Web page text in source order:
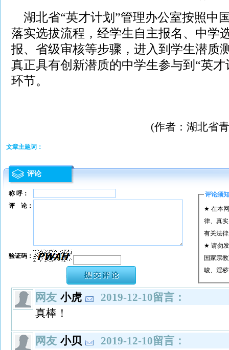
湖北省“英才计划”管理办公室按照中
落实选拔流程，经学生自主报名、中学
报、省级审核等步骤，进入到学生潜质
真正具有创新潜质的中学生参与到“英
环节。
(作者：湖北省
文章主题词：
评论
称 呼： 评论须知
★ 在本
律、真
有关法
★ 请勿
国家宗
唆、淫
★ 承担
★ 在本
★ 参与
评 论：
验证码：
网友 小虎
2019-12-10留言：
真棒！
网友 小贝
2019-12-10留言：